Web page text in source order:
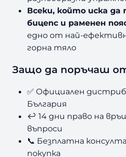
Всеки, който иска да
бицепс и раменен
едно от най-
горна тяло
Защо да поръчаш
✅ Официален
България
↩️ 14 дни право на
въпроси
📞 Безплатна
покупка